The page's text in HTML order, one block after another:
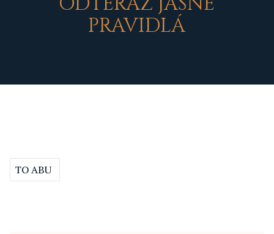
PRAVIDLÁ
TO ABU